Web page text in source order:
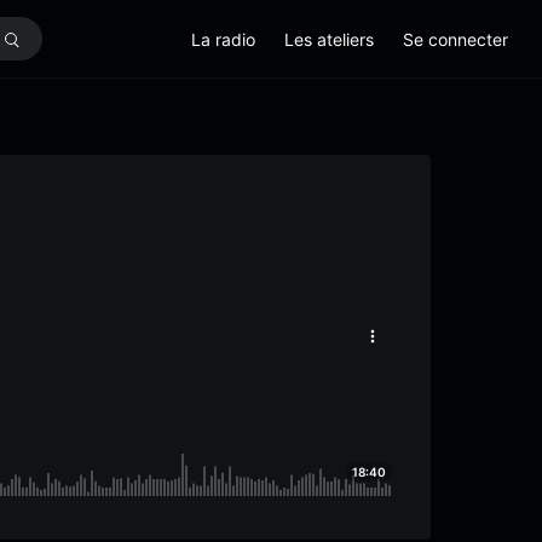
La radio Les ateliers Se connecter
18:40